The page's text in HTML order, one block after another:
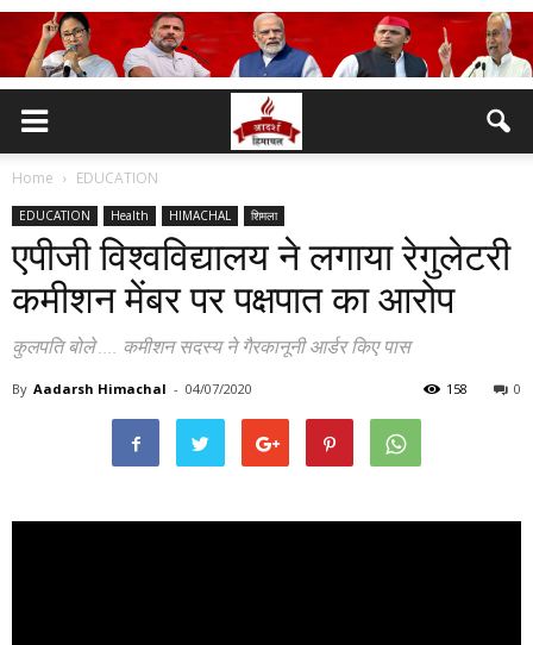
Home EDUCATION
EDUCATION Health HIMACHAL शिमला
एपीजी विश्वविद्यालय ने लगाया रेगुलेटरी
कमीशन मेंबर पर पक्षपात का आरोप
कुलपति बोले .... कमीशन सदस्य ने गैरकानूनी आर्डर किए पास
By Aadarsh Himachal - 04/07/2020 0
158